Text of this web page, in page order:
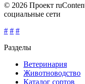
© 2026 Проект
социальные сети
# # #
Разделы
Ветеринария
Животноводство
Каталог сортов